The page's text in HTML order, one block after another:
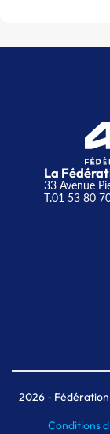
La
33 Avenue
T.01 53 80
2026- Fédération
Conditions